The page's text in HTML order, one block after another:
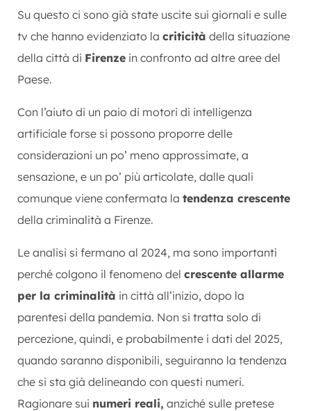
Su questo ci sono già state uscite sui giornali e sulle
tv che hanno evidenziato la criticità della situazione
della città di Firenze in confronto ad altre aree del
Paese.
Con l’aiuto di un paio di motori di intelligenza
artificiale forse si possono proporre delle
considerazioni un po’ meno approssimate, a
sensazione, e un po’ più articolate, dalle quali
comunque viene confermata la tendenza crescente
della criminalità a Firenze.
Le analisi si fermano al 2024, ma sono importanti
perché colgono il fenomeno del crescente allarme
per la criminalità in città all’inizio, dopo la
parentesi della pandemia. Non si tratta solo di
percezione, quindi, e probabilmente i dati del 2025,
quando saranno disponibili, seguiranno la tendenza
che si sta già delineando con questi numeri.
Ragionare sui numeri reali, anziché sulle pretese